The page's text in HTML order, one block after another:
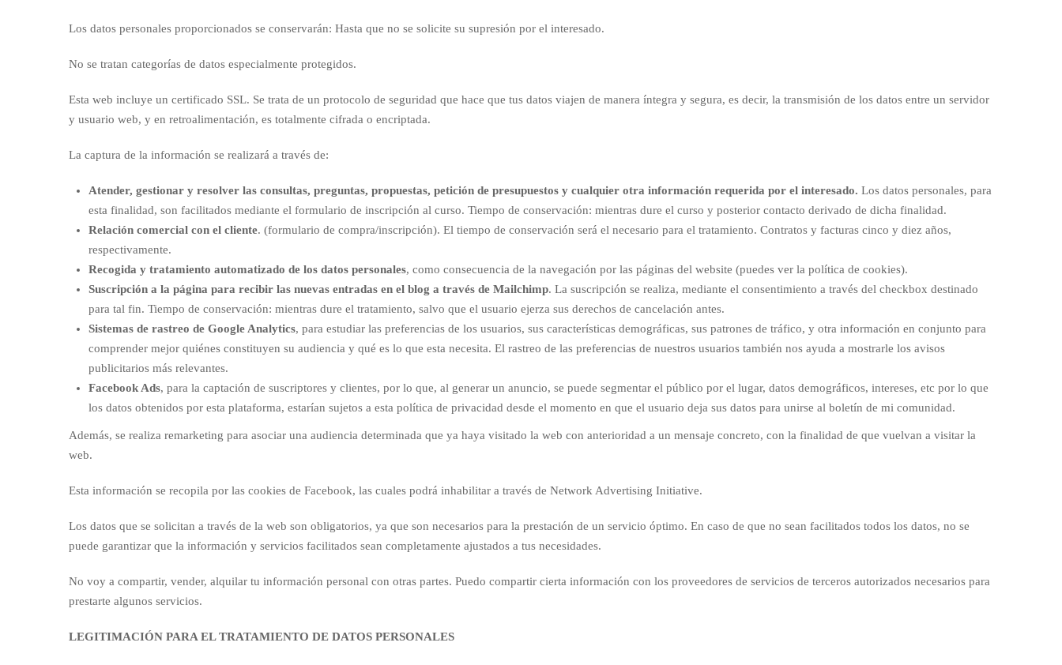
Los datos personales proporcionados se conservarán: Hasta que no se solicite su supresión por el interesado.
No se tratan categorías de datos especialmente protegidos.
Esta web incluye un certificado SSL. Se trata de un protocolo de seguridad que hace que tus datos viajen de manera íntegra y segura, es decir, la transmisión de los datos entre un servidor
y usuario web, y en retroalimentación, es totalmente cifrada o encriptada.
La captura de la información se realizará a través de:
Atender, gestionar y resolver las consultas, preguntas, propuestas, petición de presupuestos y cualquier otra información requerida por el interesado. Los datos personales, para
esta finalidad, son facilitados mediante el formulario de inscripción al curso. Tiempo de conservación: mientras dure el curso y posterior contacto derivado de dicha finalidad.
Relación comercial con el cliente. (formulario de compra/inscripción). El tiempo de conservación será el necesario para el tratamiento. Contratos y facturas cinco y diez años,
respectivamente.
Recogida y tratamiento automatizado de los datos personales, como consecuencia de la navegación por las páginas del website (puedes ver la política de cookies).
Suscripción a la página para recibir las nuevas entradas en el blog a través de Mailchimp. La suscripción se realiza, mediante el consentimiento a través del checkbox destinado
para tal fin. Tiempo de conservación: mientras dure el tratamiento, salvo que el usuario ejerza sus derechos de cancelación antes.
Sistemas de rastreo de Google Analytics, para estudiar las preferencias de los usuarios, sus características demográficas, sus patrones de tráfico, y otra información en conjunto para
comprender mejor quiénes constituyen su audiencia y qué es lo que esta necesita. El rastreo de las preferencias de nuestros usuarios también nos ayuda a mostrarle los avisos
publicitarios más relevantes.
Facebook Ads, para la captación de suscriptores y clientes, por lo que, al generar un anuncio, se puede segmentar el público por el lugar, datos demográficos, intereses, etc por lo que
los datos obtenidos por esta plataforma, estarían sujetos a esta política de privacidad desde el momento en que el usuario deja sus datos para unirse al boletín de mi comunidad.
Además, se realiza remarketing para asociar una audiencia determinada que ya haya visitado la web con anterioridad a un mensaje concreto, con la finalidad de que vuelvan a visitar la
web.
Esta información se recopila por las cookies de Facebook, las cuales podrá inhabilitar a través de Network Advertising Initiative.
Los datos que se solicitan a través de la web son obligatorios, ya que son necesarios para la prestación de un servicio óptimo. En caso de que no sean facilitados todos los datos, no se
puede garantizar que la información y servicios facilitados sean completamente ajustados a tus necesidades.
No voy a compartir, vender, alquilar tu información personal con otras partes. Puedo compartir cierta información con los proveedores de servicios de terceros autorizados necesarios para
prestarte algunos servicios.
LEGITIMACIÓN PARA EL TRATAMIENTO DE DATOS PERSONALES